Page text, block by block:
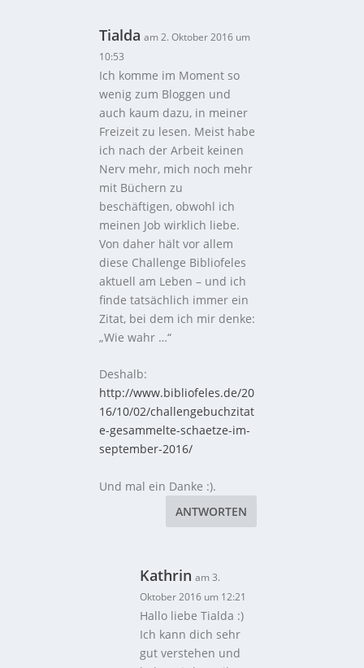
Tialda am 2. Oktober 2016 um
10:53
Ich komme im Moment so
wenig zum Bloggen und
auch kaum dazu, in meiner
Freizeit zu lesen. Meist habe
ich nach der Arbeit keinen
Nerv mehr, mich noch mehr
mit Büchern zu
beschäftigen, obwohl ich
meinen Job wirklich liebe.
Von daher hält vor allem
diese Challenge Bibliofeles
aktuell am Leben – und ich
finde tatsächlich immer ein
Zitat, bei dem ich mir denke:
„Wie wahr …“
Deshalb:
http://www.bibliofeles.de/20
16/10/02/challengebuchzitat
e-gesammelte-schaetze-im-
september-2016/
Und mal ein Danke :).
ANTWORTEN
Kathrin am 3.
Oktober 2016 um 12:21
Hallo liebe Tialda :)
Ich kann dich sehr
gut verstehen und